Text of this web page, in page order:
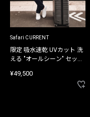
Safari CURRENT
限定 吸水速乾 UVカット 洗
える "オールシーン" セット
¥49,500